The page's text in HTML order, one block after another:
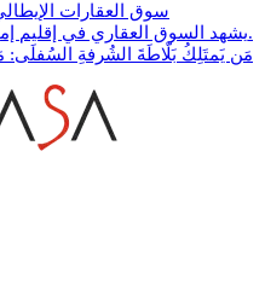
سوق العقارات
يشهد السوق العقاري في إقليم إميليا رومانيا ازدياداً في النشاط.
مَن يَمتَلِكُ بَلّاطَةَ الشُرفةِ